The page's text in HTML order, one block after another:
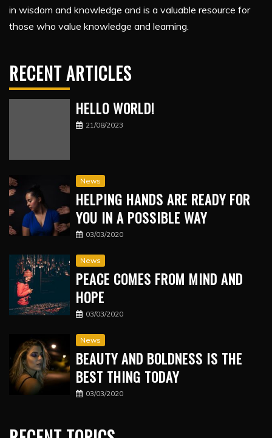
in wisdom and knowledge and is a valuable resource for
those who value knowledge and learning.
RECENT ARTICLES
HELLO WORLD!
21/08/2023
News
HELPING HANDS ARE READY FOR
YOU IN A POSSIBLE WAY
03/03/2020
News
PEACE COMES FROM MIND AND
HOPE
03/03/2020
News
BEAUTY AND BOLDNESS IS THE
BEST THING TODAY
03/03/2020